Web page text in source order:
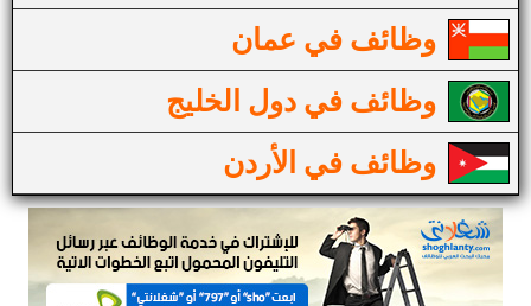
وظائف في عمان
وظائف في دول الخليج
وظائف في الأردن